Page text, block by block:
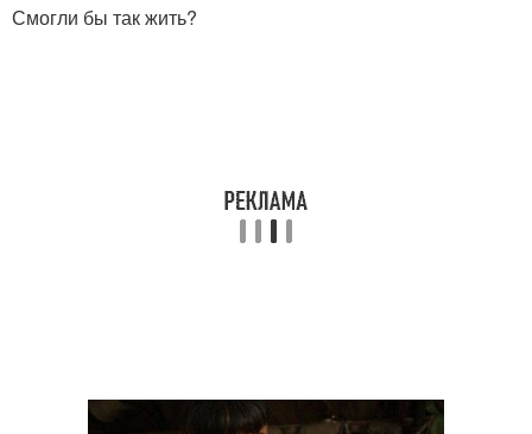
Смогли бы так жить?